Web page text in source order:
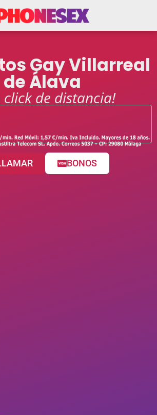
Gay Villarreal
de Álava
click de distancia!
BONOS